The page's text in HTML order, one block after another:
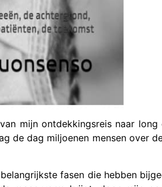
mijn ontdekkingsreis naar
de dag miljoenen mensen over
fasen die hebben